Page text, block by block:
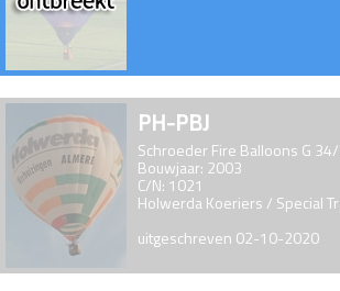
PH-PBJ
Schroeder Fire Balloons G
Bouwjaar: 2003
C/N: 1021
Holwerda Koeriers / Special
uitgeschreven 02-10-2020